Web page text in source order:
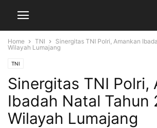
Home TNI
Sinergitas TNI Polri, Amankan
Wilayah Lumajang
TNI
Sinergitas TNI Polri,
Ibadah Natal Tahun
Wilayah Lumajang